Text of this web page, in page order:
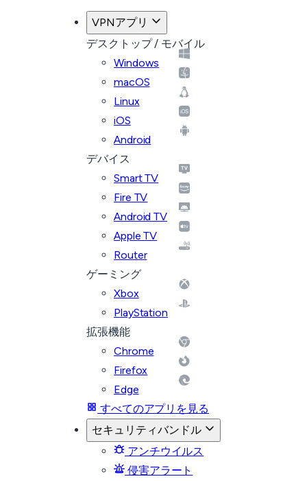
VPNアプリ
デスクトップ / モバイル
Windows
macOS
Linux
iOS
Android
デバイス
Smart TV
Fire TV
Android TV
Apple TV
Router
ゲーミング
Xbox
PlayStation
拡張機能
Chrome
Firefox
Edge
すべてのアプリを見る
セキュリティバンドル
アンチウイルス
侵害アラート